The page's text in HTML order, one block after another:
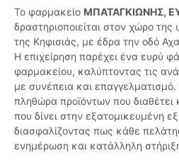
Το φαρμακείο ΜΠΑΤΑΓΚΙΩΝΗΣ,
δραστηριοποιείται στον χώρο της
της Κηφισιάς, με έδρα την οδό
Η επιχείρηση παρέχει ένα ευρύ
φαρμακείου, καλύπτοντας τις
με συνέπεια και επαγγελματισμό.
πληθώρα προϊόντων που διαθέτει
που δίνει στην εξατομικευμένη
διασφαλίζοντας πως κάθε
ενημέρωση και κατάλληλη